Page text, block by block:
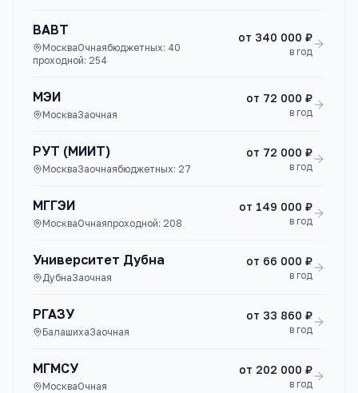
ВАВТ
МоскваОчнаябюджетных: 40
проходной: 254
от 340 000 ₽
в год
МЭИ
МоскваЗаочная
от 72 000 ₽
в год
РУТ (МИИТ)
МоскваЗаочнаябюджетных: 27
от 72 000 ₽
в год
МГГЭИ
МоскваОчнаяпроходной: 208
от 149 000 ₽
в год
Университет Дубна
ДубнаЗаочная
от 66 000 ₽
в год
РГАЗУ
БалашихаЗаочная
от 33 860 ₽
в год
МГМСУ
МоскваОчная
от 202 000 ₽
в год